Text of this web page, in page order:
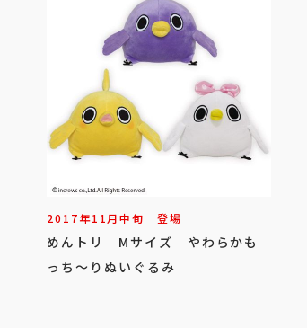
2017年11月中旬 登場
めんトリ Mサイズ やわらかも
っち～りぬいぐるみ